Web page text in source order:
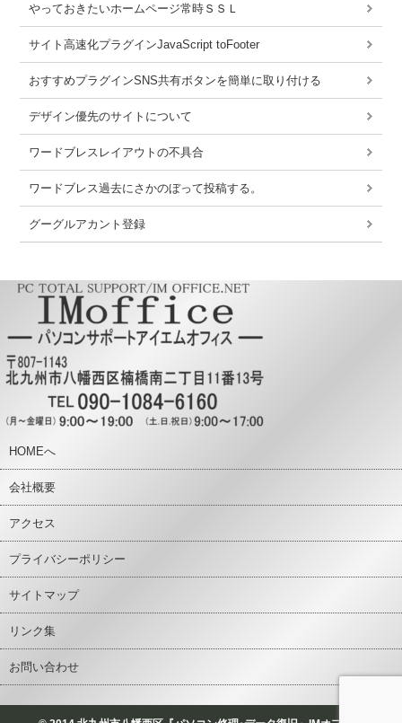
やっておきたいホームページ常時ＳＳＬ
サイト高速化プラグインJavaScript toFooter
おすすめプラグインSNS共有ボタンを簡単に取り付ける
デザイン優先のサイトについて
ワードブレスレイアウトの不具合
ワードブレス過去にさかのぼって投稿する。
グーグルアカント登録
HOMEへ
会社概要
アクセス
プライバシーポリシー
サイトマップ
リンク集
お問い合わせ